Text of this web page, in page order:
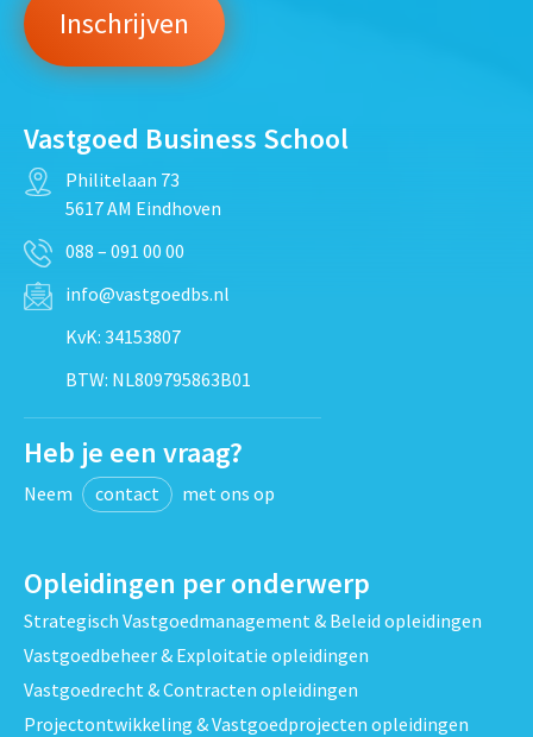
Vastgoed Business School
Philitelaan 73
5617 AM Eindhoven
088 – 091 00 00
info@vastgoedbs.nl
KvK: 34153807
BTW: NL809795863B01
Heb je een vraag?
Neem contact met ons op
Opleidingen per onderwerp
Strategisch Vastgoedmanagement & Beleid opleidingen
Vastgoedbeheer & Exploitatie opleidingen
Vastgoedrecht & Contracten opleidingen
Projectontwikkeling & Vastgoedprojecten opleidingen